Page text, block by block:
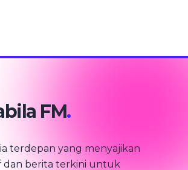
FM.
terdepan yang menyajikan
dan berita terkini untuk